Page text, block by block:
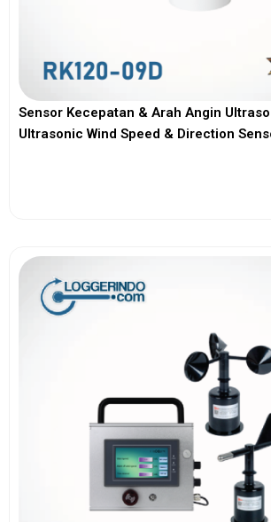
Sensor Kecepatan & Arah Angin
Ultrasonic Wind Speed & Direction